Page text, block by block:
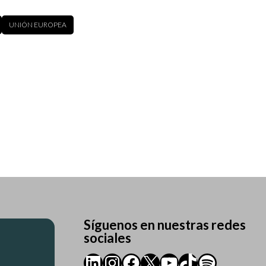
UNIÓN EUROPEA
Síguenos en nuestras redes
sociales